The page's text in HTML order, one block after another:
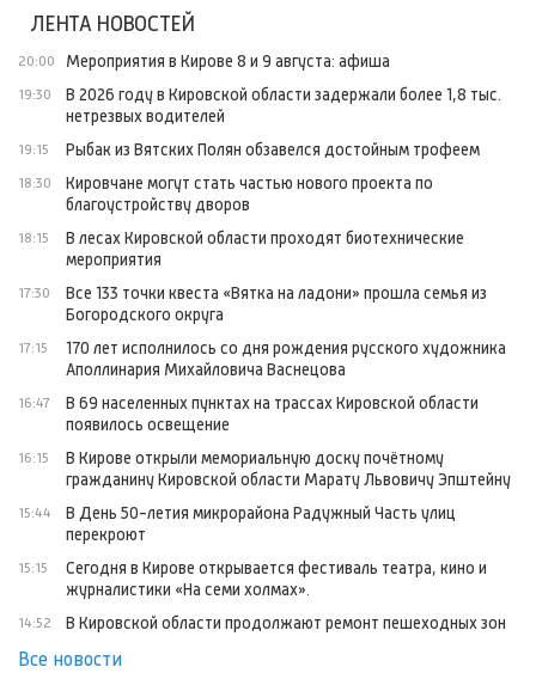
ЛЕНТА НОВОСТЕЙ
20:00 Мероприятия в Кирове 8 и 9 августа: афиша
19:30
В 2026 году в Кировской области задержали более 1,8 тыс.
нетрезвых водителей
19:15 Рыбак из Вятских Полян обзавелся достойным трофеем
18:30
Кировчане могут стать частью нового проекта по
благоустройству дворов
18:15
В лесах Кировской области проходят биотехнические
мероприятия
17:30
Все 133 точки квеста «Вятка на ладони» прошла семья из
Богородского округа
17:15
170 лет исполнилось со дня рождения русского художника
Аполлинария Михайловича Васнецова
16:47
В 69 населенных пунктах на трассах Кировской области
появилось освещение
16:15
В Кирове открыли мемориальную доску почётному
гражданину Кировской области Марату Львовичу Эпштейну
15:44
В День 50-летия микрорайона Радужный Часть улиц
перекроют
15:15
Сегодня в Кирове открывается фестиваль театра, кино и
журналистики «На семи холмах».
14:52 В Кировской области продолжают ремонт пешеходных зон
Все новости